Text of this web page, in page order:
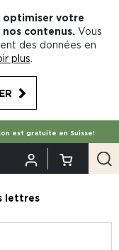
optimiser votre
contenus. Vous
des données en
plus
est gratuite en Suisse!
lettres